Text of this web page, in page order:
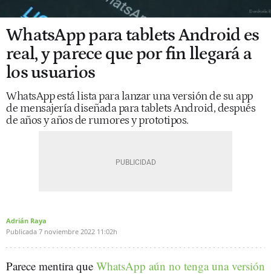
WhatsApp para tablets Android es
real, y parece que por fin llegará a
los usuarios
WhatsApp está lista para lanzar una versión de su app
de mensajería diseñada para tablets Android, después
de años y años de rumores y prototipos.
Adrián Raya
Publicada 7 noviembre 2022 11:02h
Parece mentira que WhatsApp aún no tenga una versión